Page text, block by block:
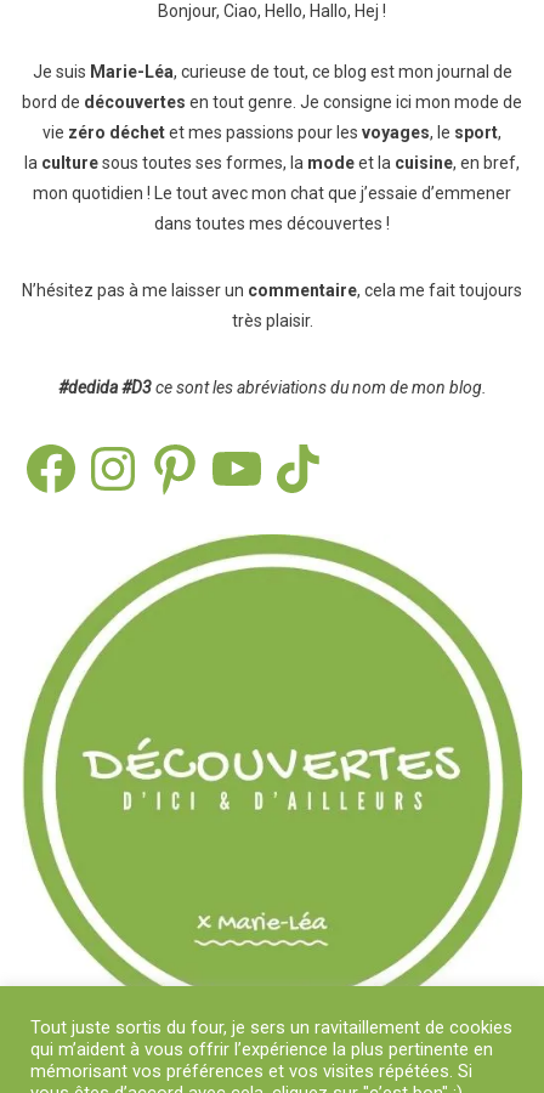
Bonjour, Ciao, Hello, Hallo, Hej !
Je suis Marie-Léa, curieuse de tout, ce blog est mon journal de
bord de découvertes en tout genre. Je consigne ici mon mode de
vie zéro déchetet mes passions pour les voyages, le sport,
la culturesous toutes ses formes, la modeet la cuisine, en bref,
mon quotidien ! Le tout avec mon chat que j’essaie d’emmener
dans toutes mes découvertes !
N’hésitez pas à me laisser un commentaire, cela me fait toujours
très plaisir.
#dedida #D3ce sont les abréviations du nom de mon blog.
FacebookInstagramPinterest TikTok
Tout juste sortis du four, je sers un ravitaillement de cookies
qui m’aident à vous offrir l’expérience la plus pertinente en
mémorisant vos préférences et vos visites répétées. Si